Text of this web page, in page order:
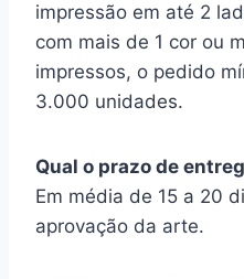
impressão em até 2
com mais de 1 cor ou
impressos, o pedido
3.000 unidades.
Qual o prazo de
Em média de 15 a 20
aprovação da arte.